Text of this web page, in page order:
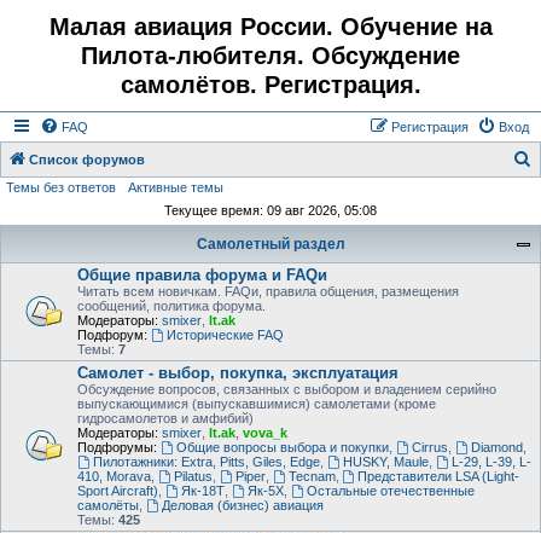
Малая авиация России. Обучение на
Пилота-любителя. Обсуждение
самолётов. Регистрация.
FAQ Вход
Регистрация
Список форумов
Темы без ответов
Активные темы
Текущее время: 09 авг 2026, 05:08
Самолетный раздел
Общие правила форума и FAQи
Читать всем новичкам. FAQи, правила общения, размещения
сообщений, политика форума.
Модераторы: smixer lt.ak
Подфорум:
Исторические FAQ
Темы: 7
Самолет - выбор, покупка, эксплуатация
Обсуждение вопросов, связанных с выбором и владением серийно
выпускающимися (выпускавшимися) самолетами (кроме
гидросамолетов и амфибий)
Модераторы: smixer lt.ak vova_k
Подфорумы:
Общие вопросы выбора и покупки, Cirrus Diamond,
Пилотажники: Extra, Pitts, Giles, Edge, HUSKY, Maule,
L-29, L-39, L-
410, Morava
Pilatus Piper, Tecnam,
Представители LSA (Light-
Sport Aircraft)
Як-18Т, Як-5Х,
Остальные отечественные
самолёты
Деловая (бизнес) авиация
Темы: 425